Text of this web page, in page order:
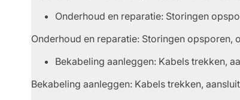
Onderhoud en reparatie: Storingen
Onderhoud en reparatie: Storingen opsporen,
Bekabeling aanleggen: Kabels trekken,
Bekabeling aanleggen: Kabels trekken,